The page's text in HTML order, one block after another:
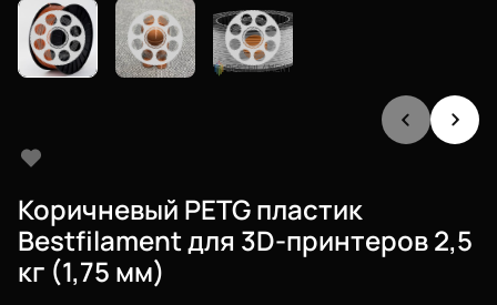
Коричневый PETG пластик
Bestfilament для 3D-принтеров 2,5
кг (1,75 мм)